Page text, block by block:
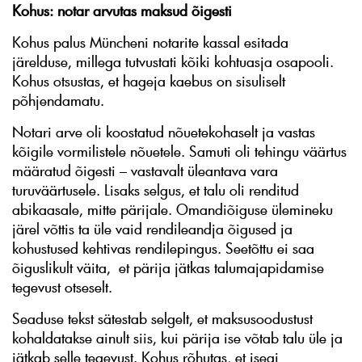
Kohus: notar arvutas maksud õigesti
Kohus palus Müncheni notarite kassal esitada
järelduse, millega tutvustati kõiki kohtuasja osapooli.
Kohus otsustas, et hageja kaebus on sisuliselt
põhjendamatu.
Notari arve oli koostatud nõuetekohaselt ja vastas
kõigile vormilistele nõuetele. Samuti oli tehingu väärtus
määratud õigesti – vastavalt üleantava vara
turuväärtusele. Lisaks selgus, et talu oli renditud
abikaasale, mitte pärijale. Omandiõiguse ülemineku
järel võttis ta üle vaid rendileandja õigused ja
kohustused kehtivas rendilepingus. Seetõttu ei saa
õiguslikult väita, et pärija jätkas talumajapidamise
tegevust otseselt.
Seaduse tekst sätestab selgelt, et maksusoodustust
kohaldatakse ainult siis, kui pärija ise võtab talu üle ja
jätkab selle tegevust. Kohus rõhutas, et isegi